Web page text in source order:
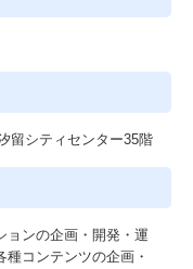
留シティセンター35階
ョンの企画・開発・運
コンテンツの企画・